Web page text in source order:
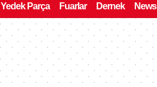
Yedek Parça Fuarlar Dernek News